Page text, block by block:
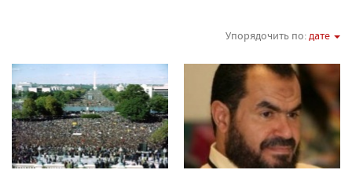
Упорядочить по:дате